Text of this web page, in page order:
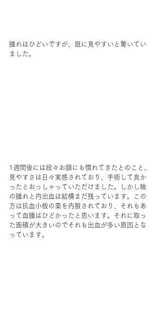
腫れはひどいですが、既に見やすいと驚いてい
ました。
1週間後には段々お顔にも慣れてきたとのこと、
見 やすさは日々実感されており、手術して良か
ったとおっしゃっていただけました。しかし瞼
の腫れと内出血は結構まだ残っています。この
方は抗血小板の薬を内服されており、それもあ
って血腫はひどかったと思います。それに取っ
た面積が大きいのでそれも出血が多い原因とな
っています。